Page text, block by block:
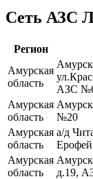
Сеть АЗС
Регион
Амурская
область
АЗС
Амурская
область
№20
Амурская
область
а/д
Амурская
область
д.19,